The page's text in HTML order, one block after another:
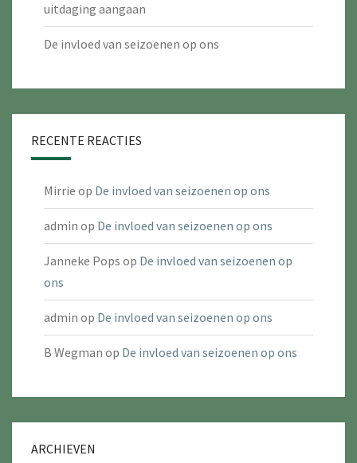
uitdaging aangaan
De invloed van seizoenen op ons
RECENTE REACTIES
Mirrie op De invloed van seizoenen op ons
admin op De invloed van seizoenen op ons
Janneke Pops op De invloed van seizoenen op
ons
admin op De invloed van seizoenen op ons
B Wegman op De invloed van seizoenen op ons
ARCHIEVEN